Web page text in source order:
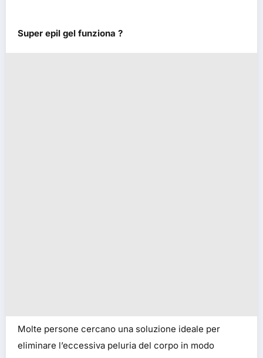
Super epil gel funziona ?
Molte persone cercano una soluzione ideale per
eliminare l’eccessiva peluria del corpo in modo